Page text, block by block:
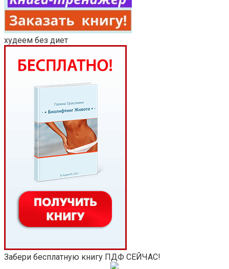
худеем без диет
Забери бесплатную книгу ПДФ СЕЙЧАС!